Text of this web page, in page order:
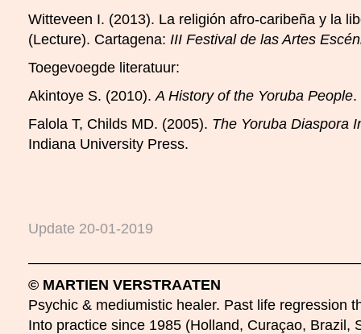
Witteveen I. (2013). La religión afro-caribeña y la
(Lecture). Cartagena: III Festival de las Artes
Toegevoegde literatuur:
Akintoye S. (2010). A History of the Yoruba People.
Falola T, Childs MD. (2005). The Yoruba Diaspora
Indiana University Press.
Update 20-01-2019
© MARTIEN VERSTRAATEN
Psychic & mediumistic healer. Past life regression
Into practice since 1985 (Holland, Curaçao, Brazil,